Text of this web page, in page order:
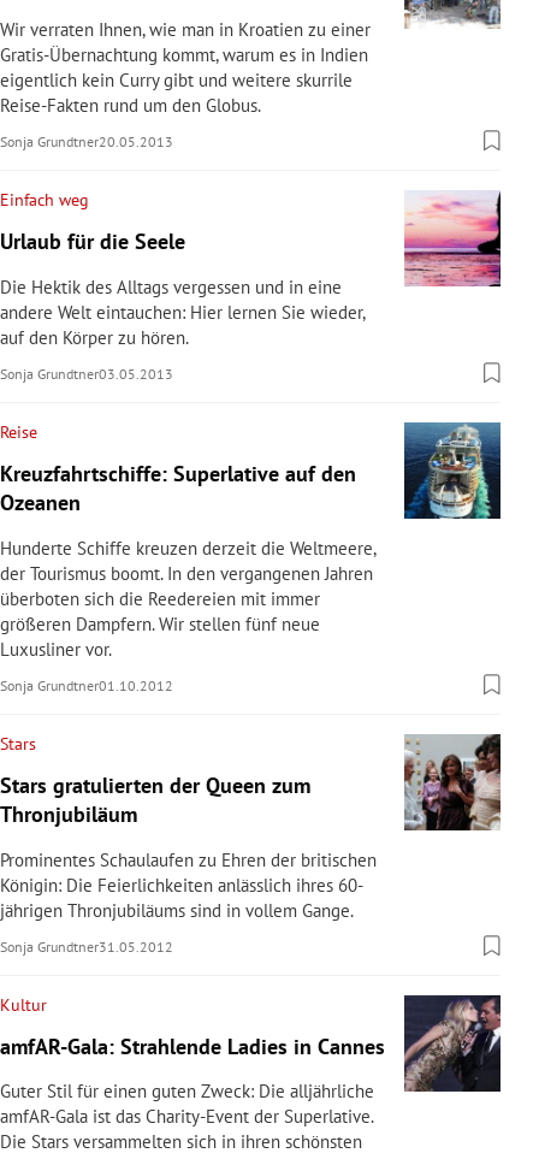
Wir verraten Ihnen, wie man in Kroatien zu einer
Gratis-Übernachtung kommt, warum es in Indien
eigentlich kein Curry gibt und weitere skurrile
Reise-Fakten rund um den Globus.
Sonja Grundtner20.05.2013
Einfach weg
Urlaub für die Seele
Die Hektik des Alltags vergessen und in eine
andere Welt eintauchen: Hier lernen Sie wieder,
auf den Körper zu hören.
Sonja Grundtner03.05.2013
Reise
Kreuzfahrtschiffe: Superlative auf den
Ozeanen
Hunderte Schiffe kreuzen derzeit die Weltmeere,
der Tourismus boomt. In den vergangenen Jahren
überboten sich die Reedereien mit immer
größeren Dampfern. Wir stellen fünf neue
Luxusliner vor.
Sonja Grundtner01.10.2012
Stars
Stars gratulierten der Queen zum
Thronjubiläum
Prominentes Schaulaufen zu Ehren der britischen
Königin: Die Feierlichkeiten anlässlich ihres 60-
jährigen Thronjubiläums sind in vollem Gange.
Sonja Grundtner31.05.2012
Kultur
amfAR-Gala: Strahlende Ladies in Cannes
Guter Stil für einen guten Zweck: Die alljährliche
amfAR-Gala ist das Charity-Event der Superlative.
Die Stars versammelten sich in ihren schönsten